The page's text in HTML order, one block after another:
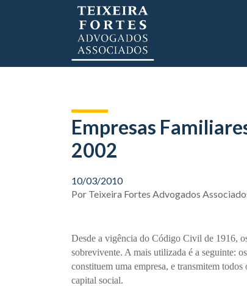
Empresas
2002
10/03/2010
Por Teixeira Fortes Advogados
Desde a vigência do Código Civil de 1916,
sobrevivente. A mais utilizada é a seguinte:
constituem uma empresa, e transmitem
capital social.